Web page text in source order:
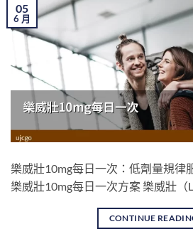
05
6 月
樂威壯10mg每日一次：低劑量規律
樂威壯10mg每日一次方案 樂威壯
CONTINUE